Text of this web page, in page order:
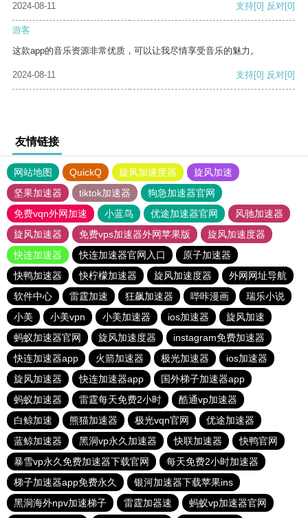
2024-08-11
支持[0] 反对[0]
游客
这款app的音乐资源非常优质，可以让我尽情享受音乐的魅力。
2024-08-11 支持[0] 反对[0]
友情链接
网站地图 QuickQ 旋风加速度器
旋风加速
坚果加速器
tiktok加速器
狗急加速器官网
免费vqn外网加速
小蓝鸟 优途加速器官网
风驰加速器
旋风加速器
免费vps加速器外网苹果版
旋风加速度器
快连加速器
快连加速器官网入口
原子加速器
快鸭加速器
快柠檬加速器 旋风加速度器
外网网址导航
软件中心
雷霆加速 狂飙加速器 哔咔漫画
瑞乐小说
小美
小美vpn 小美加速器 ios加速器
旋风加速
蚂蚁加速器官网
旋风加速度器
instagram免费加速器
快连加速器app
火箭加速器 极光加速器
ios加速器
旋风加速器
快连加速器app
国外梯子加速器app
蚂蚁加速器
雷霆每天免费2小时
酷通vp加速器
白鲸加速
熊猫加速器 极光vqn官网
优途加速器
蓝鲸加速器
黑洞vp永久加速器 快联加速器
快鸭官网
暴雪vp永久免费加速器下载官网
每天免费2小时加速器
梯子加速器app免费永久
银河加速器下载苹果ins
黑洞海外npv加速梯子
雷霆加器速 蚂蚁vp加速器官网